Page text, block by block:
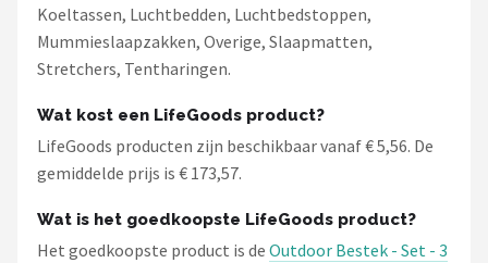
Koeltassen, Luchtbedden, Luchtbedstoppen,
Mummieslaapzakken, Overige, Slaapmatten,
Stretchers, Tentharingen.
Wat kost een LifeGoods product?
LifeGoods producten zijn beschikbaar vanaf € 5,56. De
gemiddelde prijs is € 173,57.
Wat is het goedkoopste LifeGoods product?
Het goedkoopste product is de Outdoor Bestek - Set - 3